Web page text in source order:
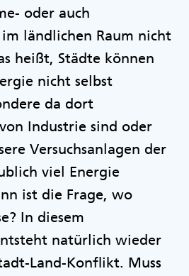
oder auch
ländlichen Raum nicht
heißt, Städte können
nicht selbst
da dort
Industrie sind oder
Versuchsanlagen der
viel Energie
ist die Frage, wo
In diesem
natürlich wieder
Land-Konflikt. Muss